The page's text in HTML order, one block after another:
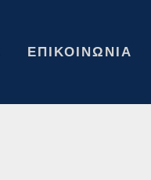
ΕΠΙΚΟΙΝΩΝΊΑ